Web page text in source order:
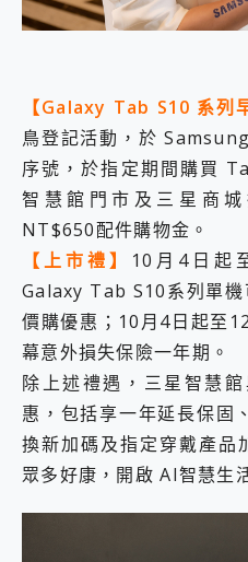
【Galaxy Tab S10 系列
鳥登記活動，於
序號，於指定期間購買
智慧館門市及三星商
NT$650配件購物金。
【上市禮】 10月4日起
Galaxy Tab S10系列單
價購優惠；10月4日起至
幕意外損失保險一年期。
除上述禮遇，三星智慧
惠，包括享一年延長保固
換新加碼及指定穿戴產
眾多好康，開啟 AI智慧生